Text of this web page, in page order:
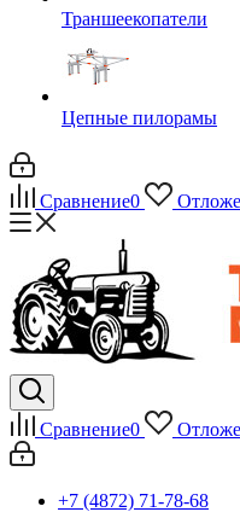
Траншеекопатели
Цепные пилорамы
Сравнение0
Сравнение0
+7 (4872) 71-78-68